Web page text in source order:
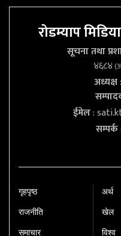
रोडम्याप
सूचना तथा
४६८४
अध्यक्ष
ईमेल:
सम्पर्क
गृहपृष्‍ठ
राजनीति
समाचार
अर्थ
खेल
विश्व